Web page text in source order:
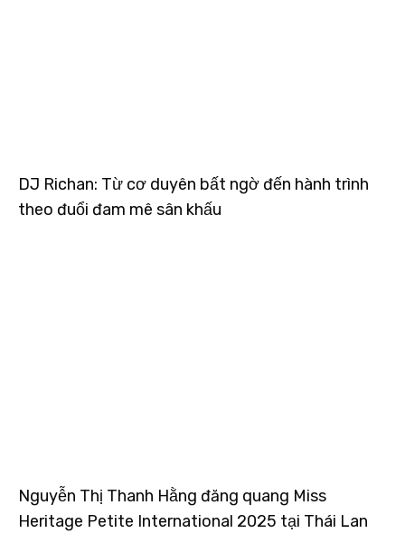
DJ Richan: Từ cơ duyên bất ngờ đến hành trình
theo đuổi đam mê sân khấu
Nguyễn Thị Thanh Hằng đăng quang Miss
Heritage Petite International 2025 tại Thái Lan